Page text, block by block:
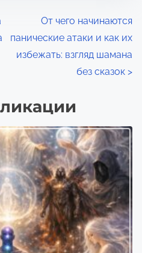
От чего начинаются
панические атаки и как их
избежать: взгляд шамана
без сказок >